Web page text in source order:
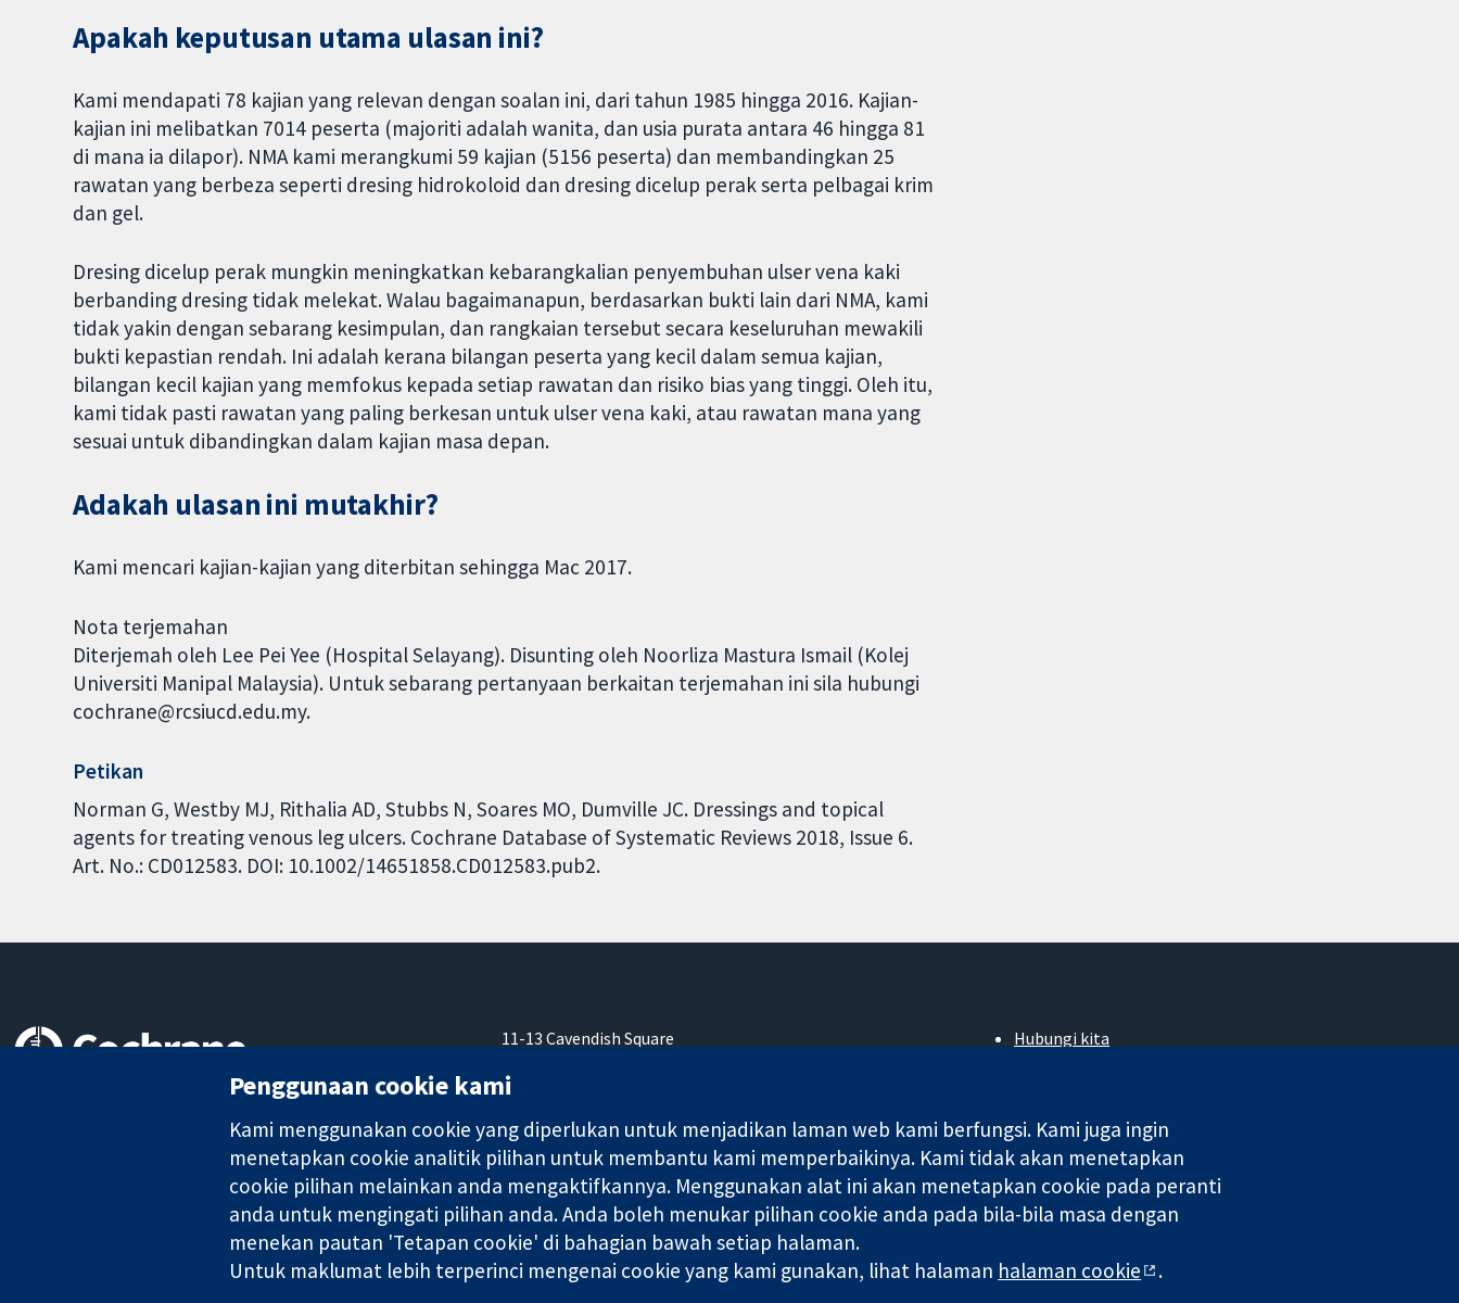
Apakah keputusan utama ulasan ini?
Kami mendapati 78 kajian yang relevan dengan soalan ini, dari tahun 1985 hingga 2016. Kajian-
kajian ini melibatkan 7014 peserta (majoriti adalah wanita, dan usia purata antara 46 hingga 81
di mana ia dilapor). NMA kami merangkumi 59 kajian (5156 peserta) dan membandingkan 25
rawatan yang berbeza seperti dresing hidrokoloid dan dresing dicelup perak serta pelbagai krim
dan gel.
Dresing dicelup perak mungkin meningkatkan kebarangkalian penyembuhan ulser vena kaki
berbanding dresing tidak melekat. Walau bagaimanapun, berdasarkan bukti lain dari NMA, kami
tidak yakin dengan sebarang kesimpulan, dan rangkaian tersebut secara keseluruhan mewakili
bukti kepastian rendah. Ini adalah kerana bilangan peserta yang kecil dalam semua kajian,
bilangan kecil kajian yang memfokus kepada setiap rawatan dan risiko bias yang tinggi. Oleh itu,
kami tidak pasti rawatan yang paling berkesan untuk ulser vena kaki, atau rawatan mana yang
sesuai untuk dibandingkan dalam kajian masa depan.
Adakah ulasan ini mutakhir?
Kami mencari kajian-kajian yang diterbitan sehingga Mac 2017.
Nota terjemahan
Diterjemah oleh Lee Pei Yee (Hospital Selayang). Disunting oleh Noorliza Mastura Ismail (Kolej
Universiti Manipal Malaysia). Untuk sebarang pertanyaan berkaitan terjemahan ini sila hubungi
cochrane@rcsiucd.edu.my.
Petikan
Norman G, Westby MJ, Rithalia AD, Stubbs N, Soares MO, Dumville JC. Dressings and topical
agents for treating venous leg ulcers. Cochrane Database of Systematic Reviews 2018, Issue 6.
Art. No.: CD012583. DOI: 10.1002/14651858.CD012583.pub2.
11-13 Cavendish Square
W1G 0AN
Hubungi kita
Pekerjaan
Cochrane Library
Kolaborasi Cochrane ialah sebuah badan amal (no. 1045921) dan sebuah syarikat terhad oleh jaminan (no. 03044323) yang berdaftar di England & Wales. Nombor pendaftaran VAT GB 718 2127 49.
Terma & Syarat Laman Web|Penafian|Kerahsiaan
Penggunaan cookie kami
Kami menggunakan cookie yang diperlukan untuk menjadikan laman web kami berfungsi. Kami juga ingin
menetapkan cookie analitik pilihan untuk membantu kami memperbaikinya. Kami tidak akan menetapkan
cookie pilihan melainkan anda mengaktifkannya. Menggunakan alat ini akan menetapkan cookie pada peranti
anda untuk mengingati pilihan anda. Anda boleh menukar pilihan cookie anda pada bila-bila masa dengan
menekan pautan 'Tetapan cookie' di bahagian bawah setiap halaman.
Untuk maklumat lebih terperinci mengenai cookie yang kami gunakan, lihat halaman halaman cookie .